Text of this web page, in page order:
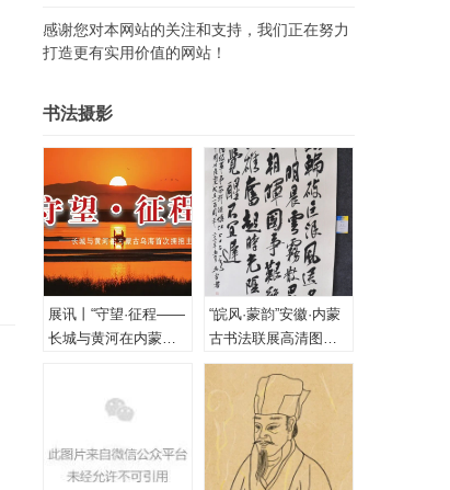
感谢您对本网站的关注和支持，我们正在努力
打造更有实用价值的网站！
书法摄影
展讯丨“守望·征程——
长城与黄河在内蒙古
“皖风·蒙韵”安徽·内蒙
古书法联展高清图
（一、特邀作品）